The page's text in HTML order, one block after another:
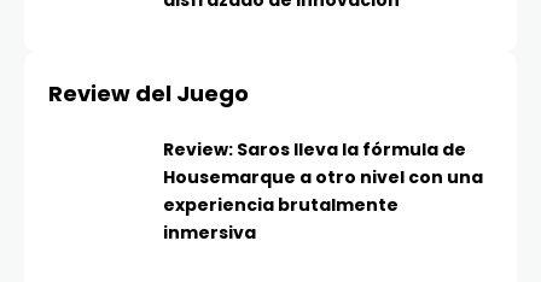
Review del Juego
Review: Saros lleva la fórmula de
Housemarque a otro nivel con una
experiencia brutalmente
inmersiva